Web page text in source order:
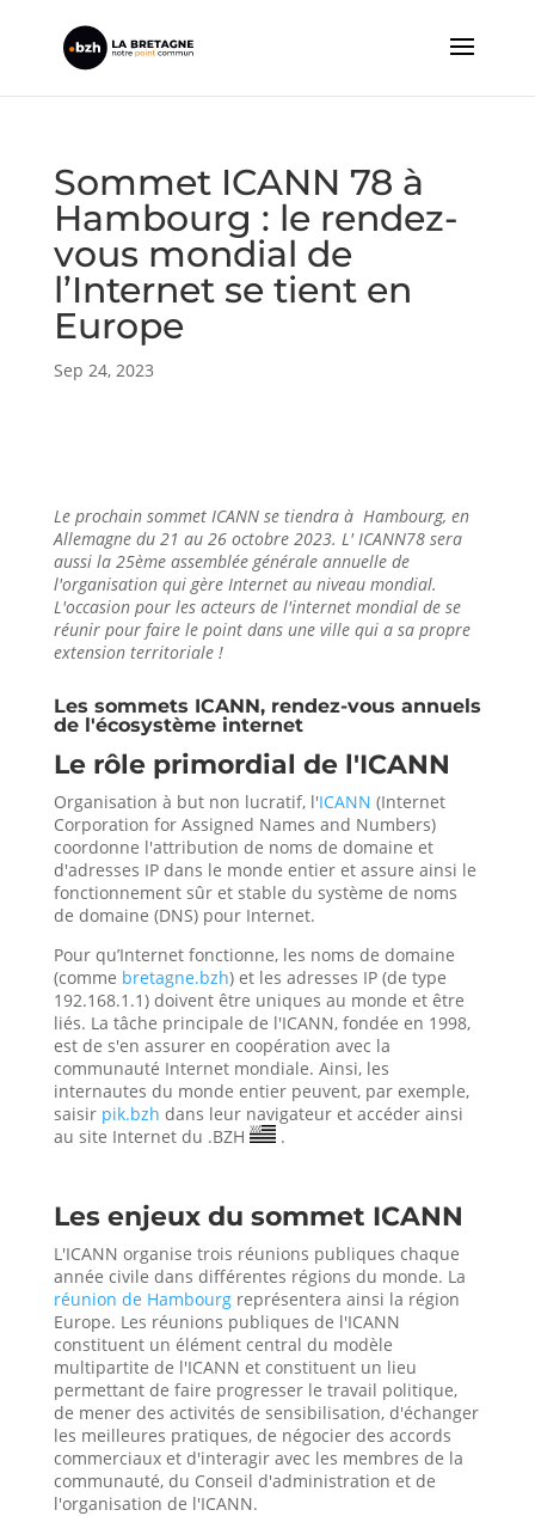
Sommet ICANN 78 à
Hambourg : le rendez-
vous mondial de
l’Internet se tient en
Europe
Sep 24, 2023
Le prochain sommet ICANN se tiendra à Hambourg, en
Allemagne du 21 au 26 octobre 2023. L' ICANN78 sera
aussi la 25ème assemblée générale annuelle de
l'organisation qui gère Internet au niveau mondial.
L'occasion pour les acteurs de l'internet mondial de se
réunir pour faire le point dans une ville qui a sa propre
extension territoriale !
Les sommets ICANN, rendez-vous annuels
de l'écosystème internet
Le rôle primordial de l'ICANN
Organisation à but non lucratif, l'ICANN (Internet
Corporation for Assigned Names and Numbers)
coordonne l'attribution de noms de domaine et
d'adresses IP dans le monde entier et assure ainsi le
fonctionnement sûr et stable du système de noms
de domaine (DNS) pour Internet.
Pour qu’Internet fonctionne, les noms de domaine
(comme bretagne.bzh) et les adresses IP (de type
192.168.1.1) doivent être uniques au monde et être
liés. La tâche principale de l'ICANN, fondée en 1998,
est de s'en assurer en coopération avec la
communauté Internet mondiale. Ainsi, les
internautes du monde entier peuvent, par exemple,
saisir pik.bzh dans leur navigateur et accéder ainsi
au site Internet du .BZH
.
Les enjeux du sommet ICANN
L'ICANN organise trois réunions publiques chaque
année civile dans différentes régions du monde. La
réunion de Hambourgreprésentera ainsi la région
Europe. Les réunions publiques de l'ICANN
constituent un élément central du modèle
multipartite de l'ICANN et constituent un lieu
permettant de faire progresser le travail politique,
de mener des activités de sensibilisation, d'échanger
les meilleures pratiques, de négocier des accords
commerciaux et d'interagir avec les membres de la
communauté, du Conseil d'administration et de
l'organisation de l'ICANN.